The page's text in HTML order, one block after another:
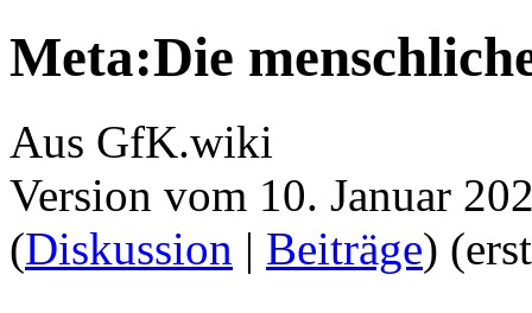
Meta:Die
Aus GfK.wiki
Version vom 10. Januar
(Diskussion | Beiträge)